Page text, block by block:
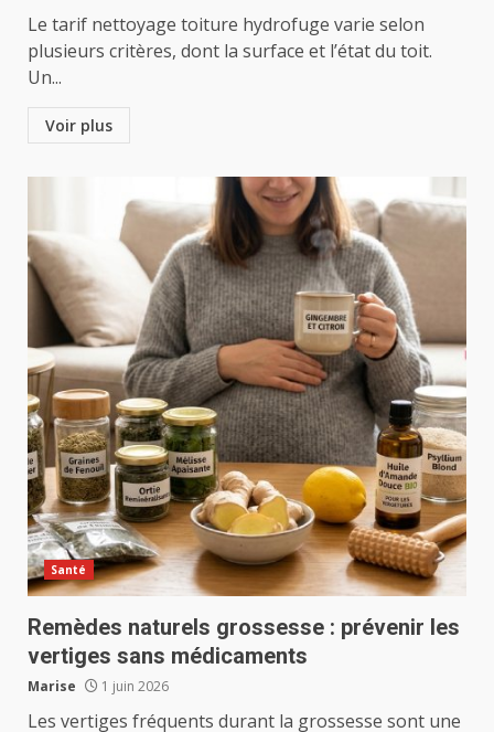
Le tarif nettoyage toiture hydrofuge varie selon
plusieurs critères, dont la surface et l’état du toit.
Un...
Voir plus
Santé
Remèdes naturels grossesse : prévenir les
vertiges sans médicaments
Marise 1 juin 2026
Les vertiges fréquents durant la grossesse sont une